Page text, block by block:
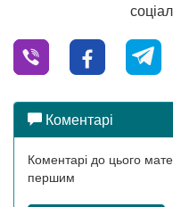
Коментарі
Коментарі до цього
першим